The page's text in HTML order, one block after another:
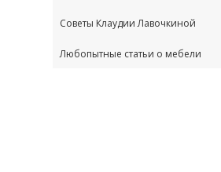
Советы Клаудии Лавочкиной
Любопытные статьи о мебели